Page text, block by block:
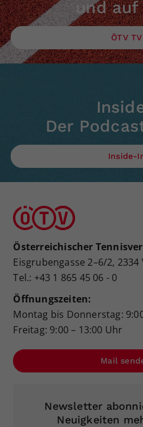
und
ÖTV TV
Der
Inside-
Österreichischer
Eisgrubengasse 2–6/2,
Tel.: +43 1 865 45 06 - 0
Öffnungszeiten:
Montag bis Donnerstag:
Freitag: 9:00 – 13:00 Uhr
Mail
Newsletter
Neuigkeiten